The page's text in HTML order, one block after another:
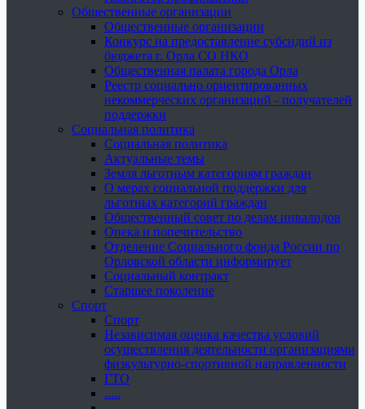
Общественные организации
Общественные организации
Конкурс на предоставление субсидий из
бюджета г. Орла СО НКО
Общественная палата города Орла
Реестр социально ориентированных
некоммерческих организаций - получателей
поддержки
Социальная политика
Социальная политика
Актуальные темы
Земля льготным категориям граждан
О мерах социальной поддержки для
льготных категорий граждан
Общественный совет по делам инвалидов
Опека и попечительство
Отделение Социального фонда России по
Орловской области информирует
Социальный контракт
Старшее поколение
Спорт
Спорт
Независимая оценка качества условий
осуществления деятельности организациями
физкультурно-спортивной направленности
ГТО
.....